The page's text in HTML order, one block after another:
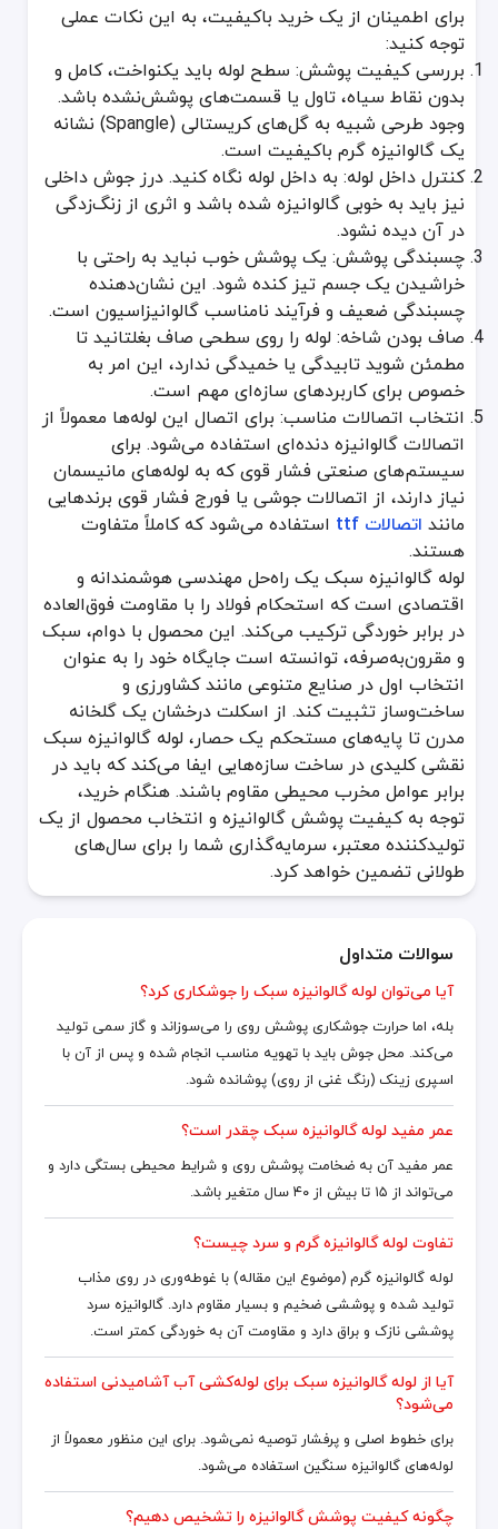
برای اطمینان از یک خرید باکیفیت، به این نکات عملی
توجه کنید:
بررسی کیفیت پوشش: سطح لوله باید یکنواخت، کامل و
بدون نقاط سیاه، تاول یا قسمت‌های پوشش‌نشده باشد.
وجود طرحی شبیه به گل‌های کریستالی (Spangle) نشانه
یک گالوانیزه گرم باکیفیت است.
کنترل داخل لوله: به داخل لوله نگاه کنید. درز جوش داخلی
نیز باید به خوبی گالوانیزه شده باشد و اثری از زنگ‌زدگی
در آن دیده نشود.
چسبندگی پوشش: یک پوشش خوب نباید به راحتی با
خراشیدن یک جسم تیز کنده شود. این نشان‌دهنده
چسبندگی ضعیف و فرآیند نامناسب گالوانیزاسیون است.
صاف بودن شاخه: لوله را روی سطحی صاف بغلتانید تا
مطمئن شوید تابیدگی یا خمیدگی ندارد، این امر به
خصوص برای کاربردهای سازه‌ای مهم است.
انتخاب اتصالات مناسب: برای اتصال این لوله‌ها معمولاً از
اتصالات گالوانیزه دنده‌ای استفاده می‌شود. برای
سیستم‌های صنعتی فشار قوی که به لوله‌های مانیسمان
نیاز دارند، از اتصالات جوشی یا فورج فشار قوی برندهایی
مانند اتصالات ttf
استفاده می‌شود که کاملاً متفاوت
هستند.
لوله گالوانیزه سبک یک راه‌حل مهندسی هوشمندانه و
اقتصادی است که استحکام فولاد را با مقاومت فوق‌العاده
در برابر خوردگی ترکیب می‌کند. این محصول با دوام، سبک
و مقرون‌به‌صرفه، توانسته است جایگاه خود را به عنوان
انتخاب اول در صنایع متنوعی مانند کشاورزی و
ساخت‌وساز تثبیت کند. از اسکلت درخشان یک گلخانه
مدرن تا پایه‌های مستحکم یک حصار، لوله گالوانیزه سبک
نقشی کلیدی در ساخت سازه‌هایی ایفا می‌کند که باید در
برابر عوامل مخرب محیطی مقاوم باشند. هنگام خرید،
توجه به کیفیت پوشش گالوانیزه و انتخاب محصول از یک
تولیدکننده معتبر، سرمایه‌گذاری شما را برای سال‌های
طولانی تضمین خواهد کرد.
سوالات متداول
آیا می‌توان لوله گالوانیزه سبک را جوشکاری کرد؟
بله، اما حرارت جوشکاری پوشش روی را می‌سوزاند و گاز سمی تولید
می‌کند. محل جوش باید با تهویه مناسب انجام شده و پس از آن با
اسپری زینک (رنگ غنی از روی) پوشانده شود.
عمر مفید لوله گالوانیزه سبک چقدر است؟
عمر مفید آن به ضخامت پوشش روی و شرایط محیطی بستگی دارد و
می‌تواند از ۱۵ تا بیش از ۴۰ سال متغیر باشد.
تفاوت لوله گالوانیزه گرم و سرد چیست؟
لوله گالوانیزه گرم (موضوع این مقاله) با غوطه‌وری در روی مذاب
تولید شده و پوششی ضخیم و بسیار مقاوم دارد. گالوانیزه سرد
پوششی نازک و براق دارد و مقاومت آن به خوردگی کمتر است.
آیا از لوله گالوانیزه سبک برای لوله‌کشی آب آشامیدنی استفاده
می‌شود؟
برای خطوط اصلی و پرفشار توصیه نمی‌شود. برای این منظور معمولاً از
لوله‌های گالوانیزه سنگین استفاده می‌شود.
چگونه کیفیت پوشش گالوانیزه را تشخیص دهیم؟